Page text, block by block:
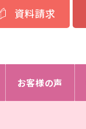
資料請求
お客様の声